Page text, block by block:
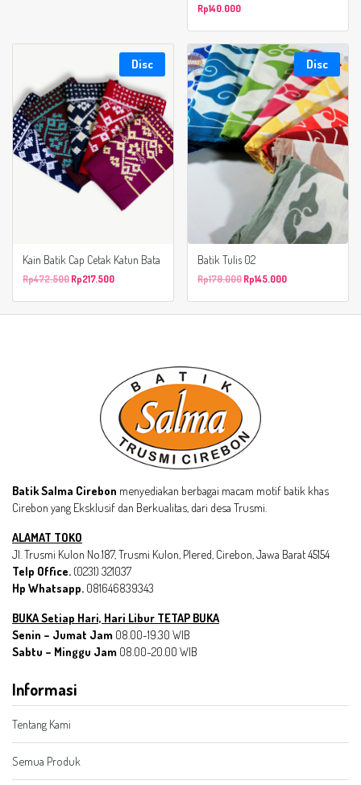
Rp140.000
Disc
Kain Batik Cap Cetak Katun Bata
Rp472.500 Rp217.500
Disc
Batik Tulis 02
Rp179.000 Rp145.000
Batik Salma Cirebon menyediakan berbagai macam motif batik khas
Cirebon yang Eksklusif dan Berkualitas, dari desa Trusmi.
ALAMAT TOKO
Jl. Trusmi Kulon No.187, Trusmi Kulon, Plered, Cirebon, Jawa Barat 45154
Telp Office. (0231) 321037
Hp Whatsapp. 081646839343
BUKA Setiap Hari, Hari Libur TETAP BUKA
Senin – Jumat Jam 08.00-19.30 WIB
Sabtu – Minggu Jam 08.00-20.00 WIB
Informasi
Tentang Kami
Semua Produk